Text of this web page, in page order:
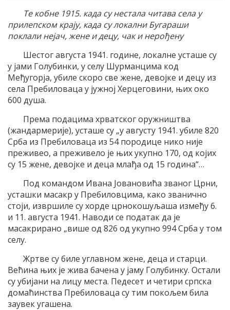
Те кобне 1915. када су нестала читава села у
прилепском крају, када су локални Бугараши
поклали нејач, жене и децу, чак и нерођену
Шестог августа 1941. године, локалне усташе су
у јами Голубинки, у селу Шурманцима код
Међугорја, убиле скоро све жене, девојке и децу из
села Пребиловаца у јужној Херцеговини, њих око
600 душа.
Према подацима хрватског оружништва
(жандармерије), усташе су „у августу 1941. убиле 820
Срба из Пребиловаца из 54 породице нико није
преживео, а преживело је њих укупно 170, од којих
су 15 жене, девојке и деца млађа од 15 година“…
Под командом Ивана Јовановића званог Црни,
усташки масакр у Пребиловцима, како званично
стоји, извршиле су хорде црнокошуљаша између 6.
и 11. августа 1941. Наводи се податак да је
масакрирано „више од 826 од укупно 994 Срба у том
селу.
Жртве су биле углавном жене, деца и старци.
Већина њих је жива бачена у јаму Голубинку. Остали
су убијани на лицу места. Педесет и четири српска
домаћинства Пребиловаца су тим покољем била
заувек угашена.